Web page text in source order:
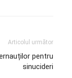
Articolul următor
pentru
sinucideri